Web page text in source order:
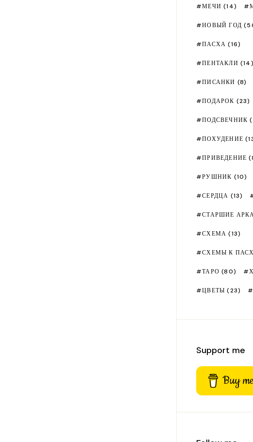
МЕЧИ (14)
НОВЫЙ ГОД
ПАСХА (16)
ПЕНТАКЛИ (14)
ПИСАНКИ (8)
ПОДАРОК (23)
ПОДСВЕЧНИК
ПОХУДЕНИЕ
ПРИВЕДЕНИЕ
РУШНИК (10)
СЕРДЦА (13)
СТАРШИЕ
СХЕМА (13)
СХЕМЫ К
ТАРО (80)
ЦВЕТЫ (23)
Support me
Buy